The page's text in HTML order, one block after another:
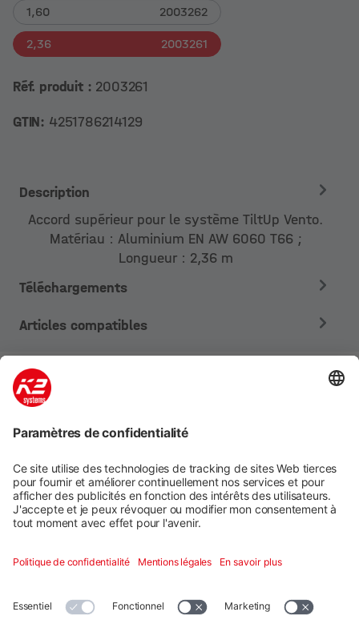
1,60 2003262
2,36 2003261
Réf. produit : 2003261
GTIN: 4251786214129
Description
Accord supérieur pour le système TiltUp Vento.
Matériau : Aluminium EN AW 6060 T66 ;
Longueur : 2,36 m
Téléchargements
Articles compatibles
Systèmes de montage
Services numériques
Contact